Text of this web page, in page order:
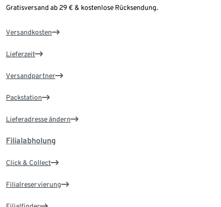
Gratisversand ab 29 € & kostenlose Rücksendung.
Versandkosten
Lieferzeit
Versandpartner
Packstation
Lieferadresse ändern
Filialabholung
Click & Collect
Filialreservierung